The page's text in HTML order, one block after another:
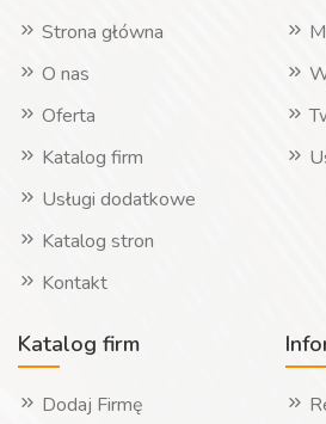
Strona główna
O nas
Oferta
Katalog firm
Usługi dodatkowe
Katalog stron
Kontakt
Katalog firm
Dodaj Firmę